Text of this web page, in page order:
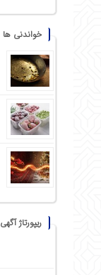
خواندنی ها
ریپورتاژ آگهی